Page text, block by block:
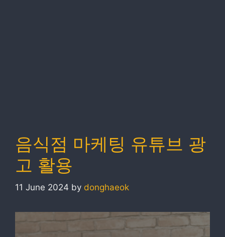
음식점 마케팅 유튜브 광
고 활용
11 June 2024 by donghaeok